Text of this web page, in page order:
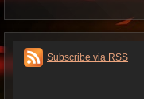
Subscribe via RSS